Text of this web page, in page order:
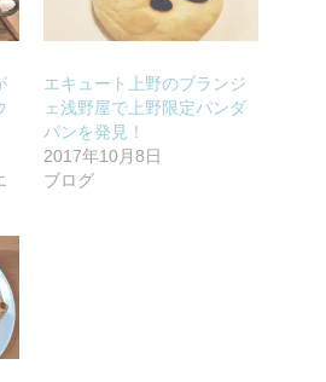
エキュート上野のブランジ
ェ浅野屋で上野限定パンダ
パンを発見！
2017年10月8日
ブログ